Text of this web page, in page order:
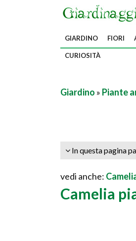
GIARDINO FIORI
CURIOSITÀ
Giardino » Piante
In questa pagina
vedi anche:
Camelia